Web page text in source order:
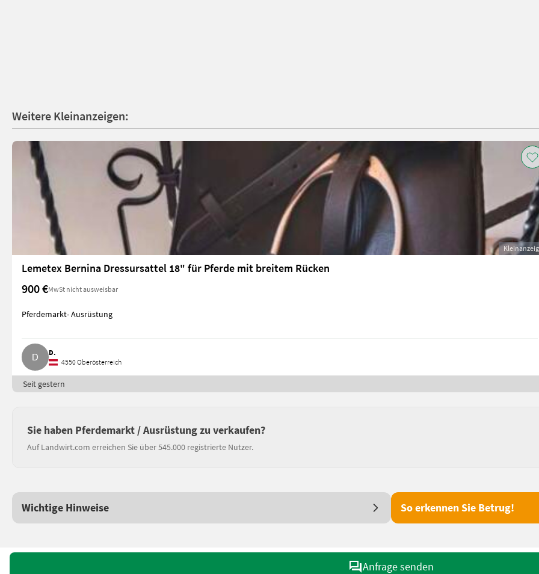
Weitere Kleinanzeigen:
Lemetex Bernina Dressursattel 18" für Pferde mit breitem Rücken
900 €MwSt nicht ausweisbar
Pferdemarkt- Ausrüstung
D.
4550 Oberösterreich
Seit gestern
Sie haben Pferdemarkt / Ausrüstung zu verkaufen?
Auf Landwirt.com erreichen Sie über 545.000 registrierte Nutzer.
Wichtige Hinweise So erkennen Sie Betrug!
Anfrage senden